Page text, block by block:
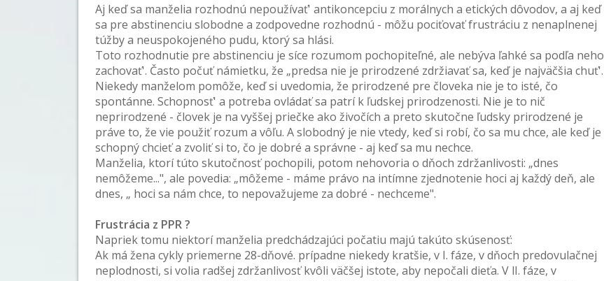
Aj keď sa manželia rozhodnú nepoužívať' antikoncepciu z morálnych a etických dôvodov, a aj keď
sa pre abstinenciu slobodne a zodpovedne rozhodnú - môžu pociťovať frustráciu z nenaplnenej
túžby a neuspokojeného pudu, ktorý sa hlási.
Toto rozhodnutie pre abstinenciu je síce rozumom pochopiteľné, ale nebýva ľahké sa podľa neho
zachovať'. Často počuť námietku, že „predsa nie je prirodzené zdržiavať sa, keď je najväčšia chuť'.
Niekedy manželom pomôže, keď si uvedomia, že prirodzené pre človeka nie je to isté, čo
spontánne. Schopnosť' a potreba ovládať sa patrí k ľudskej prirodzenosti. Nie je to nič
neprirodzené - človek je na vyššej priečke ako živočích a preto skutočne ľudsky prirodzené je
práve to, že vie použiť rozum a vôľu. A slobodný je nie vtedy, keď si robí, čo sa mu chce, ale keď je
schopný chcieť a zvoliť si to, čo je dobré a správne - aj keď sa mu nechce.
Manželia, ktorí túto skutočnosť pochopili, potom nehovoria o dňoch zdržanlivosti: „dnes
nemôžeme...", ale povedia: „môžeme - máme právo na intímne zjednotenie hoci aj každý deň, ale
dnes, „ hoci sa nám chce, to nepovažujeme za dobré - nechceme".
Frustrácia z PPR ?
Napriek tomu niektorí manželia predchádzajúci počatiu majú takúto skúsenosť:
Ak má žena cykly priemerne 28-dňové. prípadne niekedy kratšie, v I. fáze, v dňoch predovulačnej
neplodnosti, si volia radšej zdržanlivosť kvôli väčšej istote, aby nepočali dieťa. V lI. fáze, v